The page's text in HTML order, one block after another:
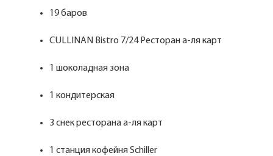
19 баров
CULLINAN Bistro 7/24 Ресторан а-ля карт
1 шоколадная зона
1 кондитерская
3 снек ресторана а-ля карт
1 станция кофейня Schiller